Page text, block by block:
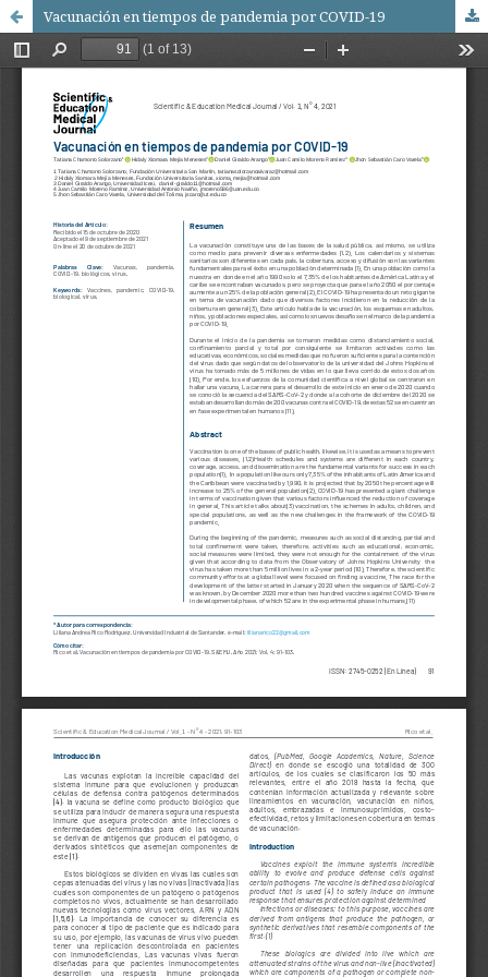
Vacunación en tiempos de pandemia por COVID-19